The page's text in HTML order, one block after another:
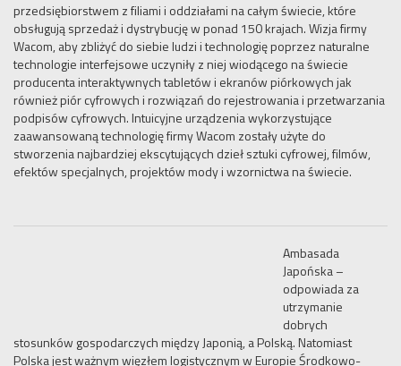
przedsiębiorstwem z filiami i oddziałami na całym świecie, które
obsługują sprzedaż i dystrybucję w ponad 150 krajach. Wizja firmy
Wacom, aby zbliżyć do siebie ludzi i technologię poprzez naturalne
technologie interfejsowe uczyniły z niej wiodącego na świecie
producenta interaktywnych tabletów i ekranów piórkowych jak
również piór cyfrowych i rozwiązań do rejestrowania i przetwarzania
podpisów cyfrowych. Intuicyjne urządzenia wykorzystujące
zaawansowaną technologię firmy Wacom zostały użyte do
stworzenia najbardziej ekscytujących dzieł sztuki cyfrowej, filmów,
efektów specjalnych, projektów mody i wzornictwa na świecie.
Ambasada
Japońska –
odpowiada za
utrzymanie
dobrych
stosunków gospodarczych między Japonią, a Polską. Natomiast
Polska jest ważnym więzłem logistycznym w Europie Środkowo-